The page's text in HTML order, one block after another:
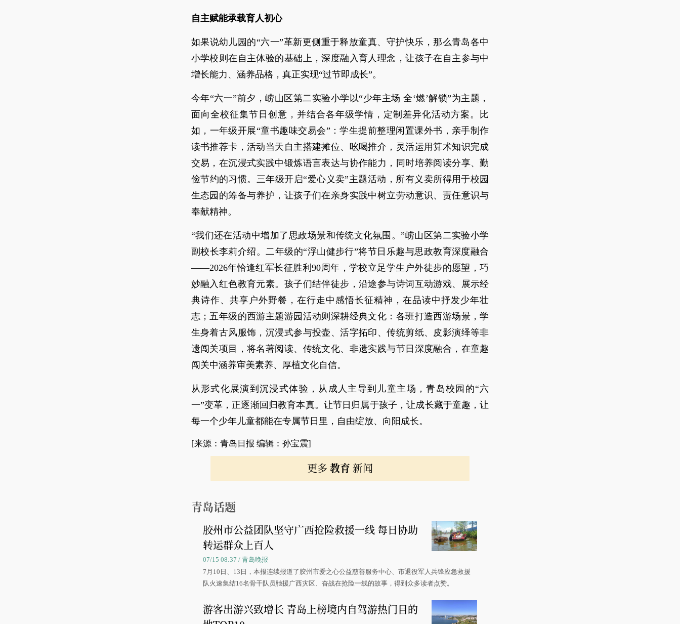
自主赋能承载育人初心
如果说幼儿园的“六一”革新更侧重于释放童真、守护快乐，那么青岛各中
小学校则在自主体验的基础上，深度融入育人理念，让孩子在自主参与中
增长能力、涵养品格，真正实现“过节即成长”。
今年“六一”前夕，崂山区第二实验小学以“少年主场 全‘燃’解锁”为主题，
面向全校征集节日创意，并结合各年级学情，定制差异化活动方案。比
如，一年级开展“童书趣味交易会”：学生提前整理闲置课外书，亲手制作
读书推荐卡，活动当天自主搭建摊位、吆喝推介，灵活运用算术知识完成
交易，在沉浸式实践中锻炼语言表达与协作能力，同时培养阅读分享、勤
俭节约的习惯。三年级开启“爱心义卖”主题活动，所有义卖所得用于校园
生态园的筹备与养护，让孩子们在亲身实践中树立劳动意识、责任意识与
奉献精神。
“我们还在活动中增加了思政场景和传统文化氛围。”崂山区第二实验小学
副校长李莉介绍。二年级的“浮山健步行”将节日乐趣与思政教育深度融合
——2026年恰逢红军长征胜利90周年，学校立足学生户外徒步的愿望，巧
妙融入红色教育元素。孩子们结伴徒步，沿途参与诗词互动游戏、展示经
典诗作、共享户外野餐，在行走中感悟长征精神，在品读中抒发少年壮
志；五年级的西游主题游园活动则深耕经典文化：各班打造西游场景，学
生身着古风服饰，沉浸式参与投壶、活字拓印、传统剪纸、皮影演绎等非
遗闯关项目，将名著阅读、传统文化、非遗实践与节日深度融合，在童趣
闯关中涵养审美素养、厚植文化自信。
从形式化展演到沉浸式体验，从成人主导到儿童主场，青岛校园的“六
一”变革，正逐渐回归教育本真。让节日归属于孩子，让成长藏于童趣，让
每一个少年儿童都能在专属节日里，自由绽放、向阳成长。
[来源：青岛日报 编辑：孙宝震]
更多 教育 新闻
青岛话题
胶州市公益团队坚守广西抢险救援一线 每日协助
转运群众上百人
07/15 08:37 / 青岛晚报
7月10日、13日，本报连续报道了胶州市爱之心公益慈善服务中心、市退役军人兵锋应急救援
队火速集结16名骨干队员驰援广西灾区、奋战在抢险一线的故事，得到众多读者点赞。
游客出游兴致增长 青岛上榜境内自驾游热门目的